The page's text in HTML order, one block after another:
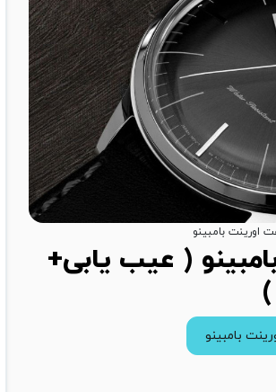
اورینت بامبینو
( عیب یابی+
بامبینو